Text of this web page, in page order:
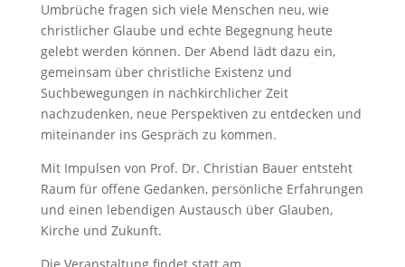
Umbrüche fragen sich viele Menschen neu, wie
christlicher Glaube und echte Begegnung heute
gelebt werden können. Der Abend lädt dazu ein,
gemeinsam über christliche Existenz und
Suchbewegungen in nachkirchlicher Zeit
nachzudenken, neue Perspektiven zu entdecken und
miteinander ins Gespräch zu kommen.
Mit Impulsen von Prof. Dr. Christian Bauer entsteht
Raum für offene Gedanken, persönliche Erfahrungen
und einen lebendigen Austausch über Glauben,
Kirche und Zukunft.